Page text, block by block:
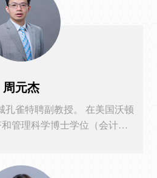
英文授课经验，所授课程包括
Finance, 和Derivatives
家小微民营企业保持密切合
周元杰
聘副教授。 在美国沃顿
管理科学博士学位（会计专
、债券发行、股票后续发行和